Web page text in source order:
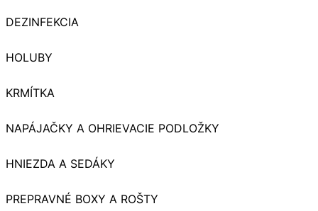
DEZINFEKCIA
HOLUBY
KRMÍTKA
NAPÁJAČKY A OHRIEVACIE PODLOŽKY
HNIEZDA A SEDÁKY
PREPRAVNÉ BOXY A ROŠTY